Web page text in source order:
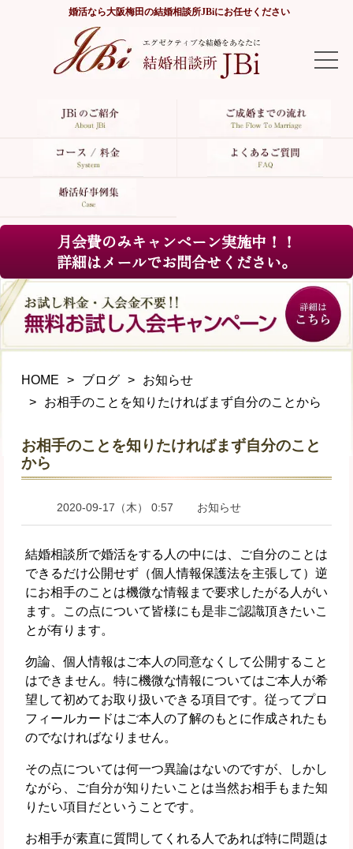
婚活なら大阪梅田の結婚相談所JBiにお任せください
TOP
よくあるご質問
婚活好事例集
月会費のみキャンペーン実施中！！
詳細はメールでお問合せください。
HOME ブログ
お知らせ
お相手のことを知りたければまず自分のことから
お相手のことを知りたければまず自分のこと
から
2020-09-17（木） 0:57 お知らせ
結婚相談所で婚活をする人の中には、ご自分のことは
できるだけ公開せず（個人情報保護法を主張して）逆
にお相手のことは機微な情報まで要求したがる人がい
ます。この点について皆様にも是非ご認識頂きたいこ
とが有ります。
勿論、 個人情報はご本人の同意なくして公開すること
はできません。 特に機微な情報についてはご本人が希
望して初めてお取り扱いできる項目です。従ってプロ
フィールカードはご本人の了解のもとに作成されたも
のでなければなりません。
その点については何一つ異論はないのですが、しかし
ながら、
ご自分が知りたいことは当然お相手もまた知
りたい項目だということです。
お相手が素直に質問してくれる人であれば特に問題は